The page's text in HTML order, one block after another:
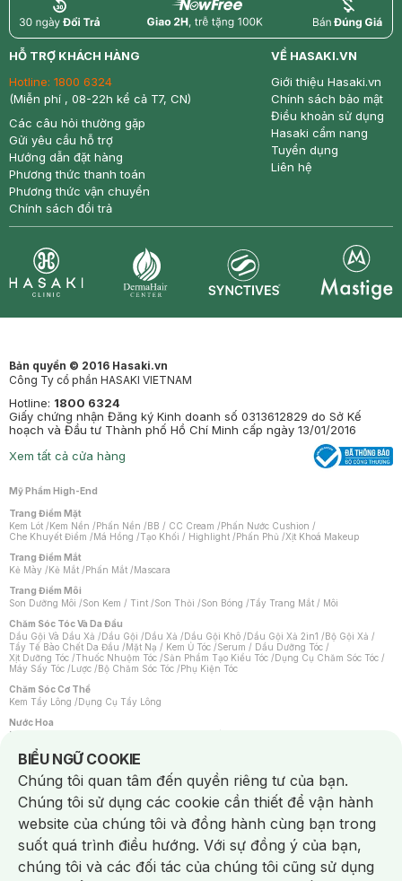
return nowfree price
HỖ TRỢ KHÁCH HÀNG
Hotline: 1800 6324
(Miễn phí , 08-22h kể cả T7, CN)
Các câu hỏi thường gặp
Gửi yêu cầu hỗ trợ
Hướng dẫn đặt hàng
Phương thức thanh toán
Phương thức vận chuyển
Chính sách đổi trả
VỀ HASAKI.VN
Giới thiệu Hasaki.vn
Chính sách bảo mật
Điều khoản sử dụng
Hasaki cẩm nang
Tuyển dụng
Liên hệ
Bản quyền © 2016 Hasaki.vn
Công Ty cổ phần HASAKI VIETNAM
Hotline: 1800 6324
Giấy chứng nhận Đăng ký Kinh doanh số 0313612829 do Sở Kế
hoạch và Đầu tư Thành phố Hồ Chí Minh cấp ngày 13/01/2016
Xem tất cả cửa hàng
Mỹ Phẩm High-End
Trang Điểm Mặt
Kem Lót /Kem Nền /Phấn Nền /BB / CC Cream /Phấn Nước Cushion /
Che Khuyết Điểm /Má Hồng /Tạo Khối / Highlight /Phấn Phủ /Xịt Khoá Makeup
Trang Điểm Mắt
Kẻ Mày /Kẻ Mắt /Phấn Mắt /Mascara
Trang Điểm Môi
Son Dưỡng Môi /Son Kem / Tint /Son Thỏi /Son Bóng /Tẩy Trang Mắt / Môi
Chăm Sóc Tóc Và Da Đầu
Dầu Gội Và Dầu Xả /Dầu Gội /Dầu Xả /Dầu Gội Khô /Dầu Gội Xả 2in1 /Bộ Gội Xả /
Tẩy Tế Bào Chết Da Đầu /Mặt Nạ / Kem Ủ Tóc /Serum / Dầu Dưỡng Tóc /
Xịt Dưỡng Tóc /Thuốc Nhuộm Tóc /Sản Phẩm Tạo Kiểu Tóc /Dụng Cụ Chăm Sóc Tóc /
Máy Sấy Tóc /Lược /Bộ Chăm Sóc Tóc /Phụ Kiện Tóc
Chăm Sóc Cơ Thể
Kem Tẩy Lông /Dụng Cụ Tẩy Lông
Nước Hoa
Nước Hoa Nữ
Chăm Sóc Cá Nhân
Chống Muỗi /Khẩu Trang /Máy Massage/Mặt Nạ Xông Hơi /Nước Rửa Tay/
Sản Phẩm Chăm Sóc Khác /Bàn Chải Đánh Răng /Bàn Chải Điện/
Hỗ Trợ Trắng Răng/Kem Đánh Răng /Máy Tăm Nước/ Nước Súc Miệng/
Tăm / Chỉ Nha Khoa/ Xịt Thơm Miệng / Dung Dịch Vệ Sinh/Dưỡng Vùng Kín/
Khăn Ướt Vệ Sinh Vùng Kín/Băng Vệ Sinh/Tampon/Bọt Cạo Râu /Dao Cạo Râu/
Máy Cạo Râu
Vấn Đề Về Da
Da Dầu / Lỗ Chân Lông To/ Da Khô / Mất Nước/ Da Lão Hóa/ Da Mụn/
Da Nhạy Cảm / Kích Ứng
Da Xỉn Màu Thâm / Nám / Tàn Nhang
BIỂU NGỮ COOKIE
Notice about cookies usage
Chúng tôi quan tâm đến quyền riêng tư của bạn.
Chúng tôi sử dụng các cookie cần thiết để vận hành
website của chúng tôi và đồng hành cùng bạn trong
suốt quá trình điều hướng. Với sự đồng ý của bạn,
chúng tôi và các đối tác của chúng tôi cũng sử dụng